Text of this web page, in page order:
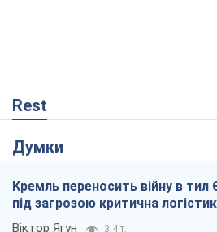
Rest
Думки
Кремль переносить війну в тил
під загрозою критична
Віктор Ягун 3,4 т.